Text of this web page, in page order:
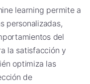
learning permite a
personalizadas,
del
la satisfacción y
optimiza las
de